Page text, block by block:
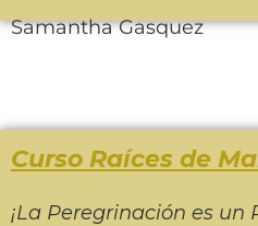
Samantha Gasquez
Curso Raíces de
¡La Peregrinación es